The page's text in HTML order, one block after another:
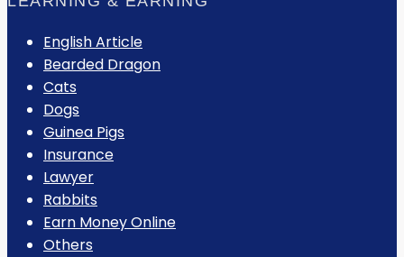
English Article
Bearded Dragon
Cats
Dogs
Guinea Pigs
Insurance
Lawyer
Rabbits
Earn Money Online
Others